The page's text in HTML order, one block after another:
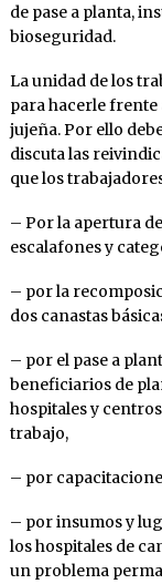
de pase a planta,
bioseguridad.
La unidad de los
para hacerle frente
jujeña. Por ello
discuta las
que los
– Por la apertura
escalafones y
– por la
dos canastas
– por el pase a
beneficiarios de
hospitales y
trabajo,
– por
– por insumos y
los hospitales de
un problema